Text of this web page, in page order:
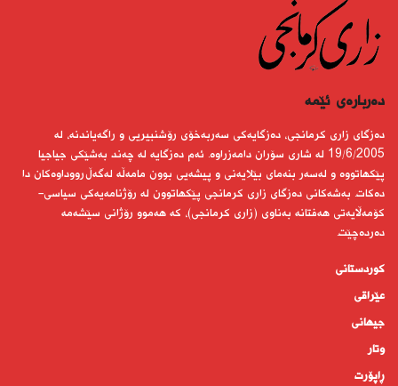
دەربارەى ئێمە
دەزگای زاری كرمانجی، دەزگایەكی سەربەخۆی رۆشنبیریی و راگەیاندنە، لە
19/6/2005 لە شاری سۆران دامەزراوە. ئەم دەزگایە لە چەند بەشێكی جیاجیا
پێكهاتووە و لەسەر بنەمای بێلایەنی و پیشەیی بوون مامەڵە لەگەڵ رووداوەكان دا
دەكات. بەشەكانی دەزگای زاری كرمانجی پێكهاتوون لە رۆژنامەیەكی سیاسی-
كۆمەڵایەتی هەفتانە بەناوی (زاری كرمانجی)، كە هەموو رۆژانی سێشەمە
دەردەچێت.
کوردستانى
عێراقی
جیهانى
وتار
ڕاپۆرت